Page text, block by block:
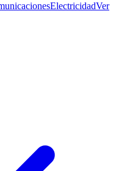
ElectricidadVer